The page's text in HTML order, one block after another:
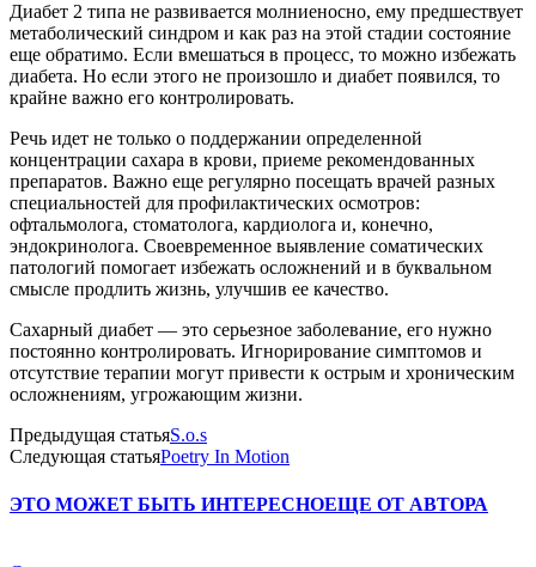
Диабет 2 типа не развивается молниеносно, ему предшествует
метаболический синдром и как раз на этой стадии состояние
еще обратимо. Если вмешаться в процесс, то можно избежать
диабета. Но если этого не произошло и диабет появился, то
крайне важно его контролировать.
Речь идет не только о поддержании определенной
концентрации сахара в крови, приеме рекомендованных
препаратов. Важно еще регулярно посещать врачей разных
специальностей для профилактических осмотров:
офтальмолога, стоматолога, кардиолога и, конечно,
эндокринолога. Своевременное выявление соматических
патологий помогает избежать осложнений и в буквальном
смысле продлить жизнь, улучшив ее качество.
Сахарный диабет — это серьезное заболевание, его нужно
постоянно контролировать. Игнорирование симптомов и
отсутствие терапии могут привести к острым и хроническим
осложнениям, угрожающим жизни.
Предыдущая статьяS.o.s
Следующая статьяPoetry In Motion
ЭТО МОЖЕТ БЫТЬ ИНТЕРЕСНОЕЩЕ ОТ АВТОРА